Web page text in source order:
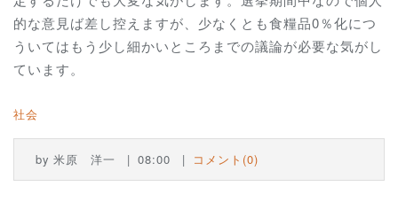
的な意見ば差し控えますが、少なくとも食糧品0％化につ
ういてはもう少し細かいところまでの議論が必要な気がし
ています。
社会
by 米原 洋一 08:00 コメント(0)